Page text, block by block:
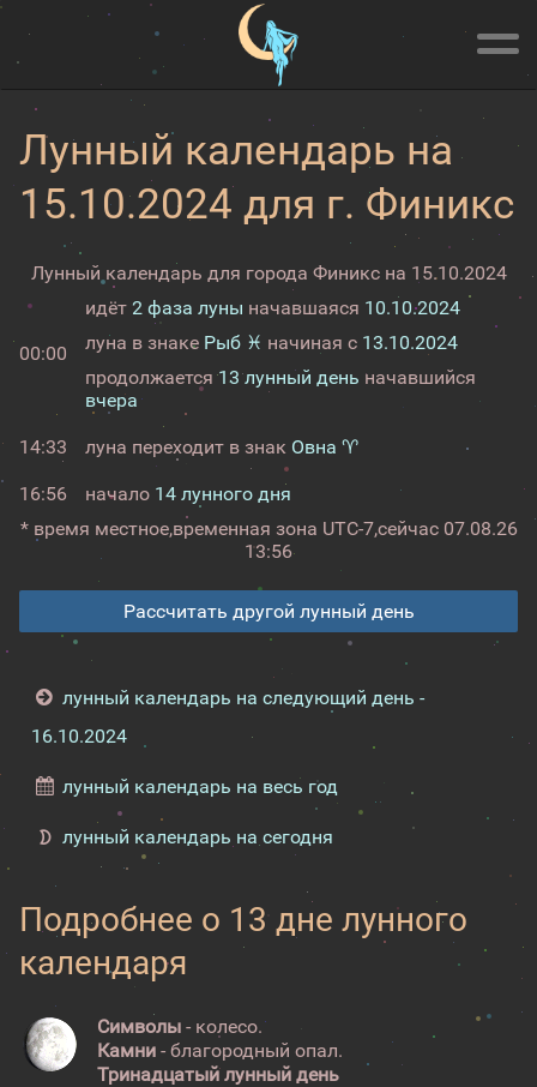
Лунный календарь на
15.10.2024 для г. Финикс
Лунный календарь для города Финикс на 15.10.2024
00:00
идёт 2 фаза луны начавшаяся 10.10.2024
луна в знаке Рыб ♓ начиная с 13.10.2024
продолжается13 лунный день начавшийся
вчера
14:33 луна переходит в знак Овна ♈
16:56 начало 14 лунного дня
* время местное,временная зона UTC-7,сейчас 07.08.26
13:56
Рассчитать другой лунный день
лунный календарь на следующий день -
16.10.2024
лунный календарь на весь год
лунный календарь на сегодня
Подробнее о 13 дне лунного
календаря
Символы - колесо.
Камни - благородный опал.
Тринадцатый лунный день